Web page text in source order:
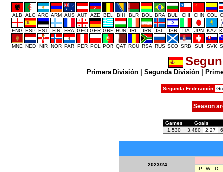
ALB ALG ARG ARM AUS AUT AZE BEL BIH BLR BOL BRA BUL CHI CHN COL
ENG ESP EST FIN FRA GEO GER GRE HUN IRL IRN ISL ISR ITA JPN KAZ
MNE NED NIR NOR PAR PER POL POR QAT ROU RSA RUS SCO SRB SUI SVK
Primera División Segunda División
Segunda Federación
Season
Games
Goals
1,530
3,480 2.27
2023/24
P W
D